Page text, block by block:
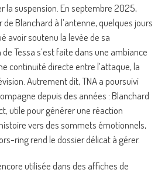
la suspension. En septembre 2025,
Blanchard à l’antenne, quelques jours
avoir soutenu la levée de sa
Tessa s’est faite dans une ambiance
continuité directe entre l’attaque, la
Autrement dit, TNA a poursuivi
depuis des années : Blanchard
utile pour générer une réaction
vers des sommets émotionnels,
ring rend le dossier délicat à gérer.
utilisée dans des affiches de